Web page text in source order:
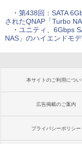
・ 第438回：SATA
されたQNAP「Turbo
・ ユニティ、6Gbps
NAS」のハイエンドモ
本サイトのご利用につい
広告掲載のご案内
プライバシーポリシー